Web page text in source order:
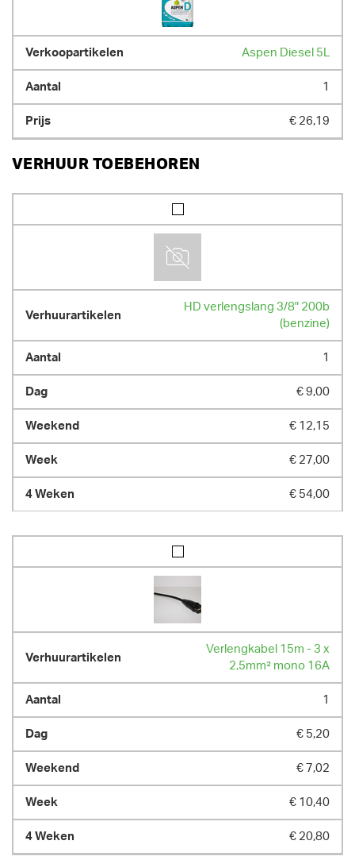
Aspen Diesel 5L
1
€ 26,19
VERHUUR TOEBEHOREN
HD verlengslang 3/8" 200b
(benzine)
1
€ 9,00
€ 12,15
€ 27,00
€ 54,00
Verlengkabel 15m - 3 x
2,5mm² mono 16A
1
€ 5,20
€ 7,02
€ 10,40
€ 20,80